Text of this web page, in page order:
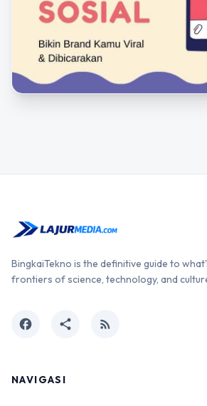
BingkaiTekno is the definitive guide to
frontiers of science, technology, and
facebook share rss_feed
NAVIGASI